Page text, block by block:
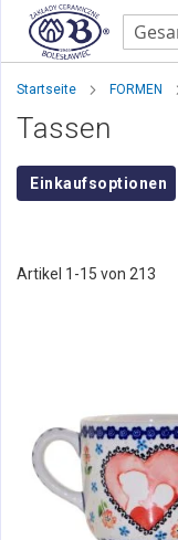
Startseite FORMEN
Tassen
Einkaufsoptionen
Artikel 1 -15 von 213